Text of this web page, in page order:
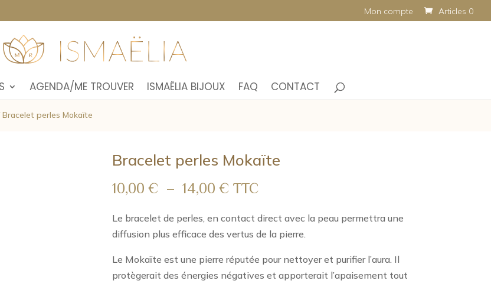
Mon compte Articles 0
AGENDA/ME TROUVER ISMAËLIA BIJOUX FAQ CONTACT
Bracelet perles Mokaïte
Bracelet perles Mokaïte
10,00 € – 14,00 €Plage
prix :
10,00 €
14,00 €
TTC
Le bracelet de perles, en contact direct avec la peau permettra une
diffusion plus efficace des vertus de la pierre.
Le Mokaïte est une pierre réputée pour nettoyer et purifier l’aura. Il
protègerait des énergies négatives et apporterait l’apaisement tout